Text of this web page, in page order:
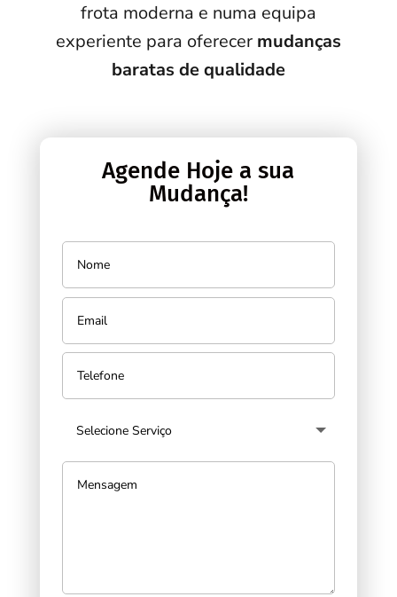
frota moderna e numa equipa
experiente para oferecer mudanças
baratas de qualidade
Agende Hoje a sua
Mudança!